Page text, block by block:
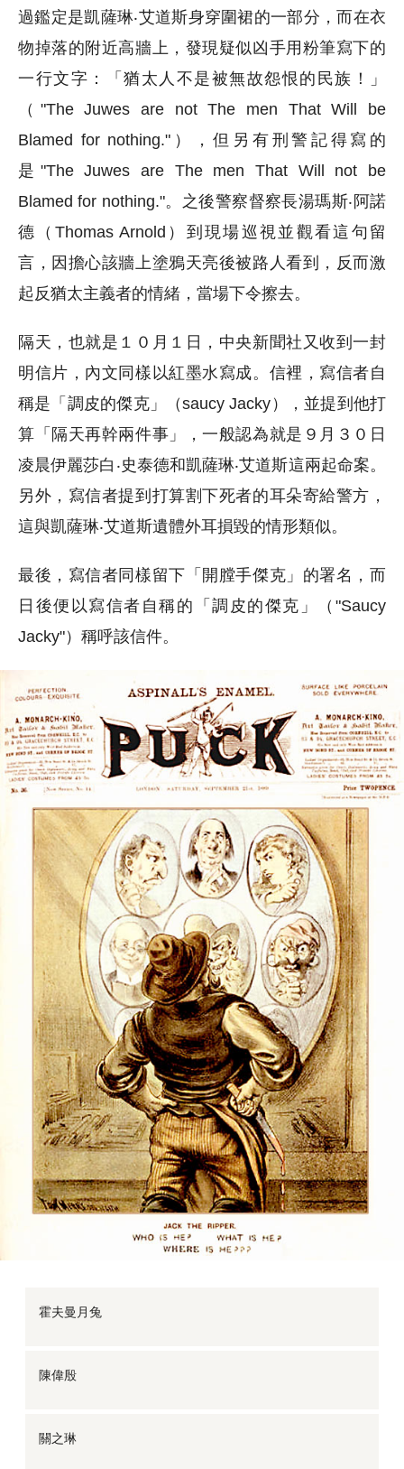
過鑑定是凱薩琳‧艾道斯身穿圍裙的一部分，而在衣
物掉落的附近高牆上，發現疑似凶手用粉筆寫下的
一行文字：「猶太人不是被無故怨恨的民族！」
（"The Juwes are not The men That Will be
Blamed for nothing."），但另有刑警記得寫的
是"The Juwes are The men That Will not be
Blamed for nothing."。之後警察督察長湯瑪斯‧阿諾
德（Thomas Arnold）到現場巡視並觀看這句留
言，因擔心該牆上塗鴉天亮後被路人看到，反而激
起反猶太主義者的情緒，當場下令擦去。
隔天，也就是１０月１日，中央新聞社又收到一封
明信片，內文同樣以紅墨水寫成。信裡，寫信者自
稱是「調皮的傑克」（saucy Jacky），並提到他打
算「隔天再幹兩件事」，一般認為就是９月３０日
凌晨伊麗莎白‧史泰德和凱薩琳‧艾道斯這兩起命案。
另外，寫信者提到打算割下死者的耳朵寄給警方，
這與凱薩琳‧艾道斯遺體外耳損毀的情形類似。
最後，寫信者同樣留下「開膛手傑克」的署名，而
日後便以寫信者自稱的「調皮的傑克」（"Saucy
Jacky"）稱呼該信件。
霍夫曼月兔
陳偉殷
關之琳